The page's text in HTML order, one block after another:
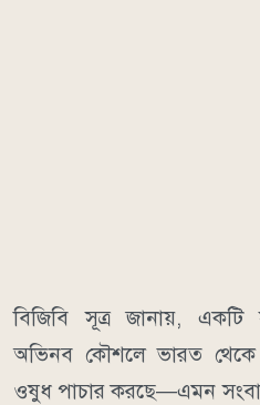
বিজিবি সূত্র জানায়, একটি
অভিনব কৌশলে ভারত থেকে
ওষুধ পাচার করছে—এমন